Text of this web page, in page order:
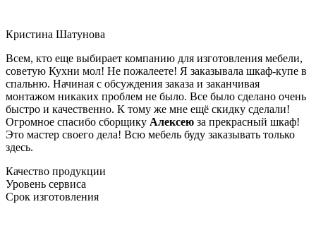
Кристина Шатунова
Всем, кто еще выбирает компанию для изготовления мебели,
советую Кухни мол! Не пожалеете! Я заказывала шкаф-купе в
спальню. Начиная с обсуждения заказа и заканчивая
монтажом никаких проблем не было. Все было сделано очень
быстро и качественно. К тому же мне ещё скидку сделали!
Огромное спасибо сборщику Алексею за прекрасный шкаф!
Это мастер своего дела! Всю мебель буду заказывать только
здесь.
Качество продукции
Уровень сервиса
Срок изготовления